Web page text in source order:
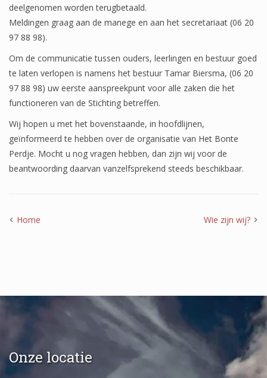
deelgenomen worden terugbetaald.
Meldingen graag aan de manege en aan het secretariaat (06 20
97 88 98).
Om de communicatie tussen ouders, leerlingen en bestuur goed
te laten verlopen is namens het bestuur Tamar Biersma, (06 20
97 88 98) uw eerste aanspreekpunt voor alle zaken die het
functioneren van de Stichting betreffen.
Wij hopen u met het bovenstaande, in hoofdlijnen,
geïnformeerd te hebben over de organisatie van Het Bonte
Perdje. Mocht u nog vragen hebben, dan zijn wij voor de
beantwoording daarvan vanzelfsprekend steeds beschikbaar.
Home Wie zijn wij?
Onze locatie